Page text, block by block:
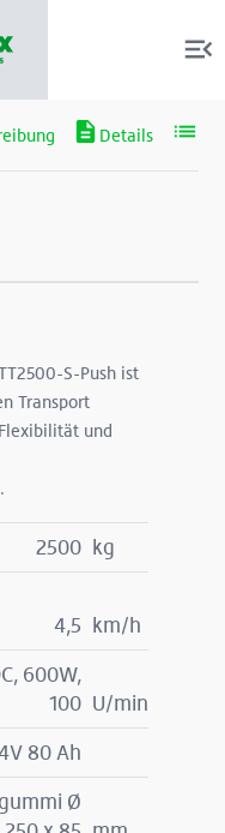
S-Push ist
Transport
und
2500 kg
4,5 km/h
600W,
100 U/min
80 Ah
Ø